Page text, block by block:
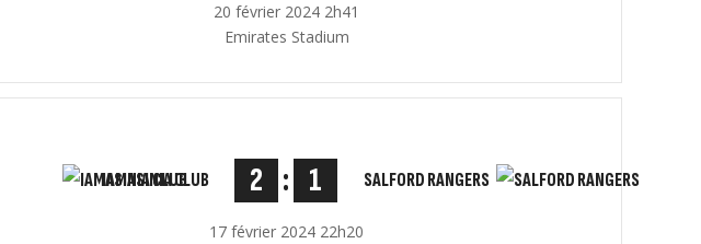
20 février 2024 2h41
Emirates Stadium
IAMASINIA CLUB 2 : 1 SALFORD RANGERS
17 février 2024 22h20